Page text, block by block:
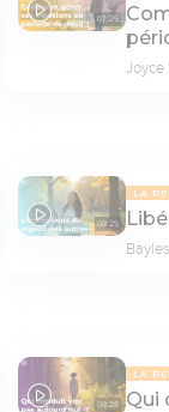
07:25
Joyce
08:25
LA
08:28
LA
Qui